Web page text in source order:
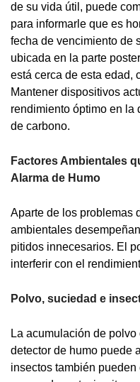
de su vida útil, puede
para informarle que es
fecha de vencimiento de
ubicada en la parte
está cerca de esta edad,
Mantener dispositivos
rendimiento óptimo en la
de carbono.
Factores Ambientales
Alarma de Humo
Aparte de los problemas
ambientales
pitidos innecesarios. El
interferir con el
Polvo, suciedad e
La acumulación de
detector de humo puede
insectos también